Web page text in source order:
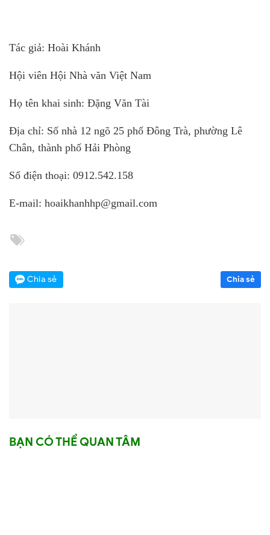
Tác giả: Hoài Khánh
Hội viên Hội Nhà văn Việt Nam
Họ tên khai sinh: Đặng Văn Tài
Địa chỉ: Số nhà 12 ngõ 25 phố Đông Trà, phường Lê
Chân, thành phố Hải Phòng
Số điện thoại: 0912.542.158
E-mail: hoaikhanhhp@gmail.com
Chia sẻ Chia sẻ
BẠN CÓ THỂ QUAN TÂM